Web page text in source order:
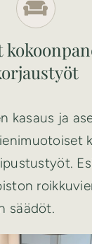
kasaus ja
säädöt.